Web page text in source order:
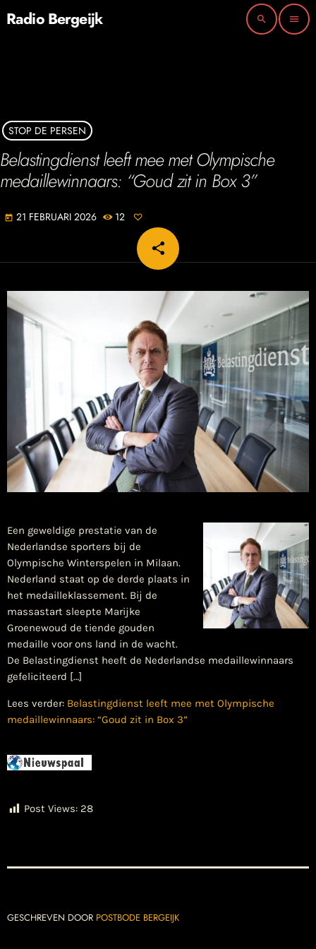
Radio Bergeijk search menu
STOP DE PERSEN
Belastingdienst leeft mee met Olympische
medaillewinnaars: “Goud zit in Box 3”
today 21 FEBRUARI 2026 12
share
email
Een geweldige prestatie van de
Nederlandse sporters bij de
Olympische Winterspelen in Milaan.
Nederland staat op de derde plaats in
het medailleklassement. Bij de
massastart sleepte Marijke
Groenewoud de tiende gouden
medaille voor ons land in de wacht.
De Belastingdienst heeft de Nederlandse medaillewinnaars
gefeliciteerd […]
Lees verder: Belastingdienst leeft mee met Olympische
medaillewinnaars: “Goud zit in Box 3”
Post Views: 28
GESCHREVEN DOOR POSTBODE BERGEIJK